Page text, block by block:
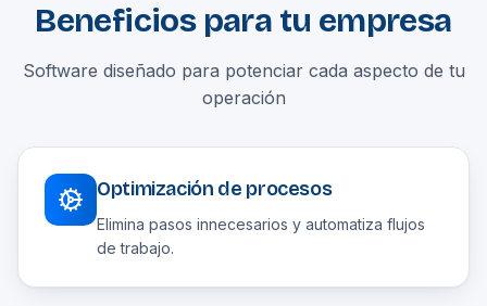
Beneficios para tu empresa
Software diseñado para potenciar cada aspecto de tu
operación
Optimización de procesos
Elimina pasos innecesarios y automatiza flujos
de trabajo.